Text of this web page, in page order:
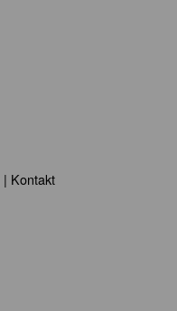
| Kontakt